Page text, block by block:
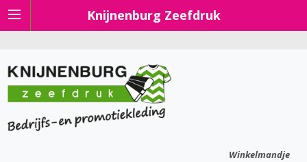
Knijnenburg Zeefdruk
Winkelmandje